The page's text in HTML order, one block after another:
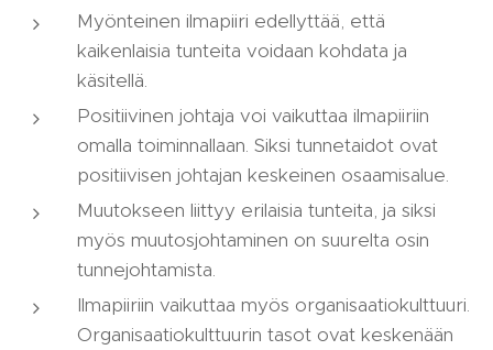
Myönteinen ilmapiiri edellyttää, että
kaikenlaisia tunteita voidaan kohdata ja
käsitellä.
Positiivinen johtaja voi vaikuttaa ilmapiiriin
omalla toiminnallaan. Siksi tunnetaidot ovat
positiivisen johtajan keskeinen osaamisalue.
Muutokseen liittyy erilaisia tunteita, ja siksi
myös muutosjohtaminen on suurelta osin
tunnejohtamista.
Ilmapiiriin vaikuttaa myös organisaatiokulttuuri.
Organisaatiokulttuurin tasot ovat keskenään